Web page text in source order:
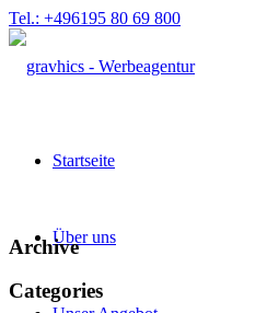
Tel.: +496195 80 69 800
Startseite
Über uns
Archive
Categories